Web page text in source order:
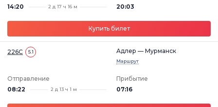
14:20
2 д 17 ч 16 м
20:03
Купить билет
226С 5.1 Адлер — Мурманск
Маршрут
Отправление
08:22
2 д 13 ч 1 м
Прибытие
07:16